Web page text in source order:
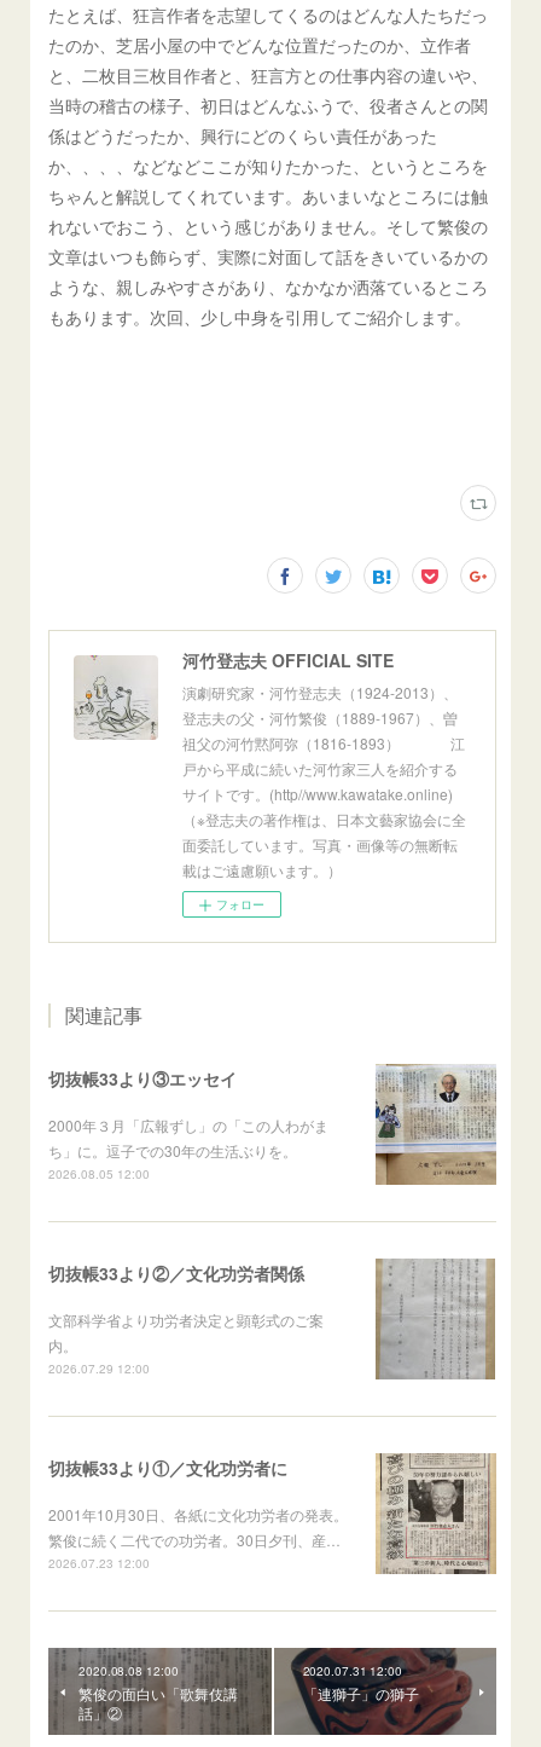
たとえば、狂言作者を志望してくるのはどんな人たちだっ
たのか、芝居小屋の中でどんな位置だったのか、立作者
と、二枚目三枚目作者と、狂言方との仕事内容の違いや、
当時の稽古の様子、初日はどんなふうで、役者さんとの関
係はどうだったか、興行にどのくらい責任があった
か、、、、などなどここが知りたかった、というところを
ちゃんと解説してくれています。あいまいなところには触
れないでおこう、という感じがありません。そして繁俊の
文章はいつも飾らず、実際に対面して話をきいているかの
ような、親しみやすさがあり、なかなか洒落ているところ
もあります。次回、少し中身を引用してご紹介します。
河竹登志夫 OFFICIAL SITE
演劇研究家・河竹登志夫（1924-2013）、
登志夫の父・河竹繁俊（1889-1967）、曽
祖父の河竹黙阿弥（1816-1893） 江
戸から平成に続いた河竹家三人を紹介する
サイトです。(http//www.kawatake.online)
（※登志夫の著作権は、日本文藝家協会に全
面委託しています。写真・画像等の無断転
載はご遠慮願います。）
フォロー
関連記事
切抜帳33より③エッセイ
2000年３月「広報ずし」の「この人わがま
ち」に。逗子での30年の生活ぶりを。
2026.08.05 12:00
切抜帳33より②／文化功労者関係
文部科学省より功労者決定と顕彰式のご案
内。
2026.07.29 12:00
切抜帳33より①／文化功労者に
2001年10月30日、各紙に文化功労者の発表。
繁俊に続く二代での功労者。30日夕刊、産…
2026.07.23 12:00
2020.08.08 12:00
繁俊の面白い「歌舞伎講
話」②
2020.07.31 12:00
「連獅子」の獅子